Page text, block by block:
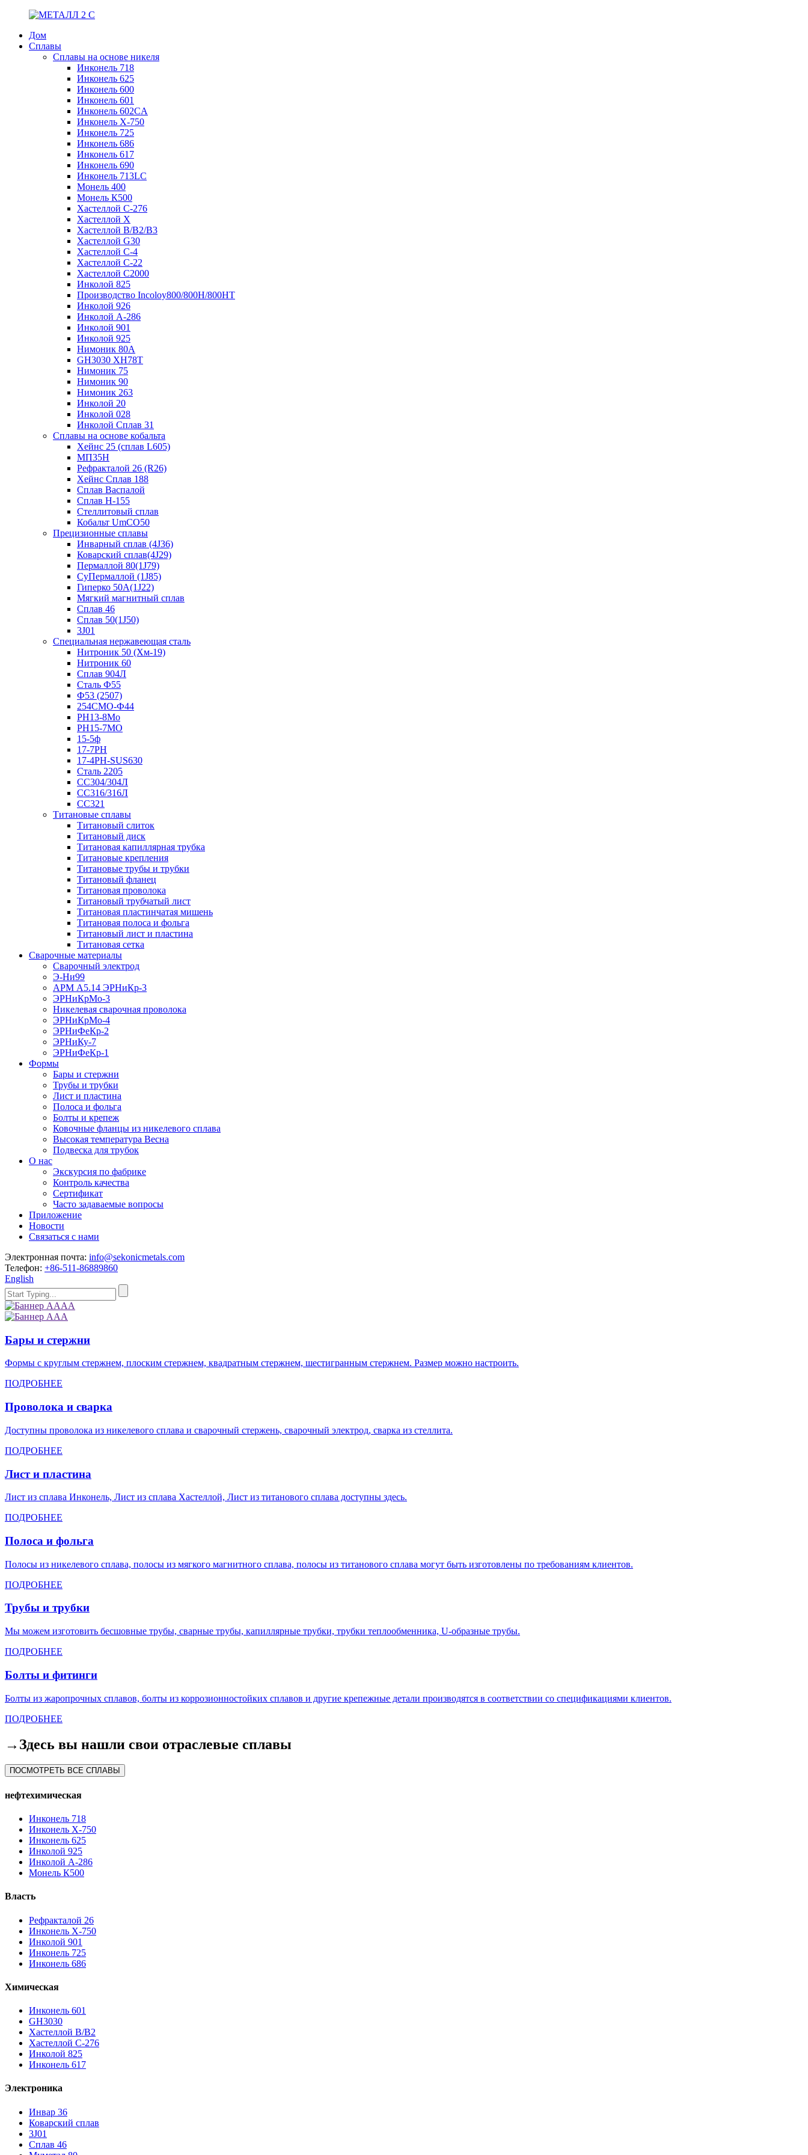
Дом
Сплавы
Сплавы на основе никеля
Инконель 718
Инконель 625
Инконель 600
Инконель 601
Инконель 602CA
Инконель Х-750
Инконель 725
Инконель 686
Инконель 617
Инконель 690
Инконель 713LC
Монель 400
Монель К500
Хастеллой C-276
Хастеллой X
Хастеллой B/B2/B3
Хастеллой G30
Хастеллой С-4
Хастеллой С-22
Хастеллой C2000
Инколой 825
Производство Incoloy800/800H/800HT
Инколой 926
Инколой А-286
Инколой 901
Инколой 925
Нимоник 80А
GH3030 XH78T
Нимоник 75
Нимоник 90
Нимоник 263
Инколой 20
Инколой 028
Инколой Сплав 31
Сплавы на основе кобальта
Хейнс 25 (сплав L605)
МП35Н
Рефракталой 26 (R26)
Хейнс Сплав 188
Сплав Васпалой
Сплав Н-155
Стеллитовый сплав
Кобальт UmCO50
Прецизионные сплавы
Инварный сплав (4J36)
Коварский сплав(4J29)
Пермаллой 80(1J79)
СуПермаллой (1J85)
Гиперко 50А(1J22)
Мягкий магнитный сплав
Сплав 46
Сплав 50(1J50)
3J01
Специальная нержавеющая сталь
Нитроник 50 (Хм-19)
Нитроник 60
Сплав 904Л
Сталь Ф55
Ф53 (2507)
254СМО-Ф44
PH13-8Mo
РН15-7МО
15-5ф
17-7PH
17-4PH-SUS630
Сталь 2205
СС304/304Л
СС316/316Л
СС321
Титановые сплавы
Титановый слиток
Титановый диск
Титановая капиллярная трубка
Титановые крепления
Титановые трубы и трубки
Титановый фланец
Титановая проволока
Титановый трубчатый лист
Титановая пластинчатая мишень
Титановая полоса и фольга
Титановый лист и пластина
Титановая сетка
Сварочные материалы
Сварочный электрод
Э-Ни99
АРМ А5.14 ЭРНиКр-3
ЭРНиКрМо-3
Никелевая сварочная проволока
ЭРНиКрМо-4
ЭРНиФеКр-2
ЭРНиКу-7
ЭРНиФеКр-1
Формы
Бары и стержни
Трубы и трубки
Лист и пластина
Полоса и фольга
Болты и крепеж
Ковочные фланцы из никелевого сплава
Высокая температура Весна
Подвеска для трубок
О нас
Экскурсия по фабрике
Контроль качества
Сертификат
Часто задаваемые вопросы
Приложение
Новости
Связаться с нами
Электронная почта: info@sekonicmetals.com
Телефон: +86-511-86889860
English
Бары и стержни
Формы с круглым стержнем, плоским стержнем, квадратным стержнем, шестигранным стержнем. Размер можно настроить.
ПОДРОБНЕЕ
Проволока и сварка
Доступны проволока из никелевого сплава и сварочный стержень, сварочный электрод, сварка из стеллита.
ПОДРОБНЕЕ
Лист и пластина
Лист из сплава Инконель, Лист из сплава Хастеллой, Лист из титанового сплава доступны здесь.
ПОДРОБНЕЕ
Полоса и фольга
Полосы из никелевого сплава, полосы из мягкого магнитного сплава, полосы из титанового сплава могут быть изготовлены по требованиям клиентов.
ПОДРОБНЕЕ
Трубы и трубки
Мы можем изготовить бесшовные трубы, сварные трубы, капиллярные трубки, трубки теплообменника, U-образные трубы.
ПОДРОБНЕЕ
Болты и фитинги
Болты из жаропрочных сплавов, болты из коррозионностойких сплавов и другие крепежные детали производятся в соответствии со спецификациями клиентов.
ПОДРОБНЕЕ
→Здесь вы нашли свои отраслевые сплавы
ПОСМОТРЕТЬ ВСЕ СПЛАВЫ
нефтехимическая
Инконель 718
Инконель Х-750
Инконель 625
Инколой 925
Инколой А-286
Монель К500
Власть
Рефракталой 26
Инконель Х-750
Инколой 901
Инконель 725
Инконель 686
Химическая
Инконель 601
GH3030
Хастеллой B/B2
Хастеллой C-276
Инколой 825
Инконель 617
Электроника
Инвар 36
Коварский сплав
3J01
Сплав 46